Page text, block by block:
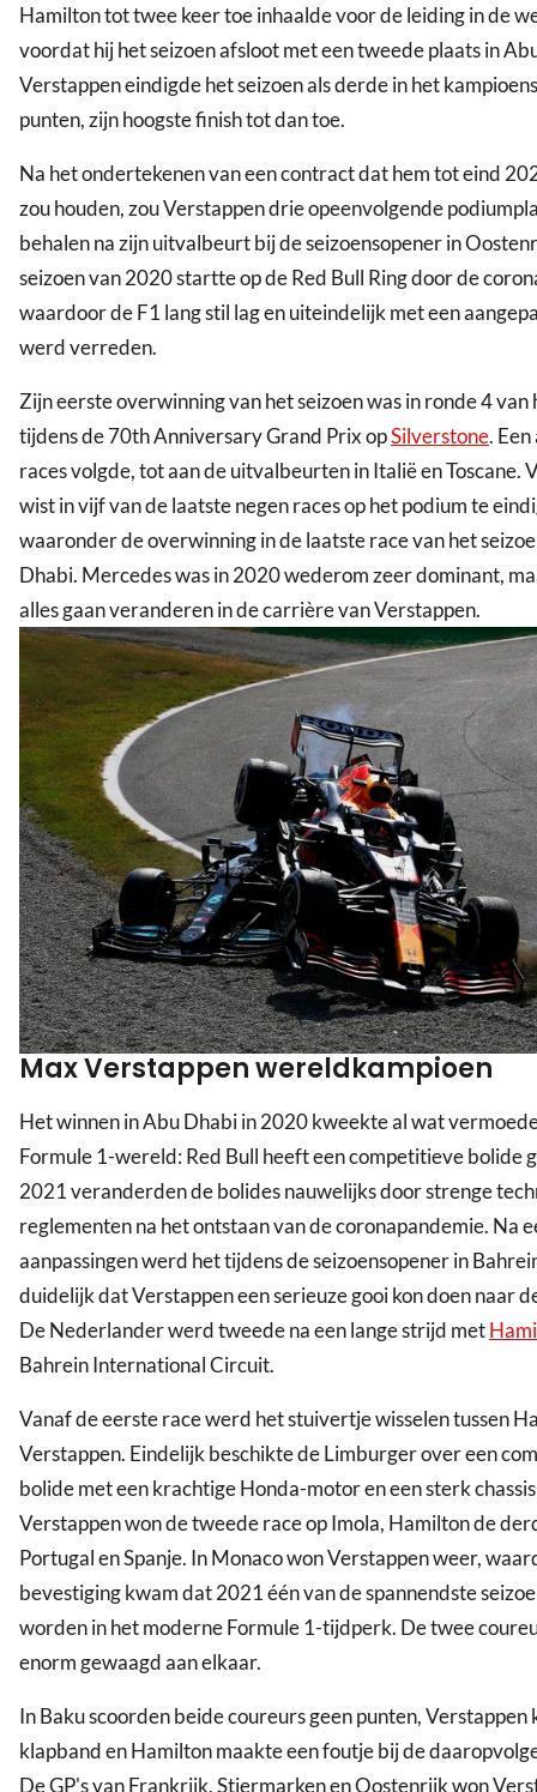
Hamilton tot twee keer toe inhaalde voor de leiding in de
voordat hij het seizoen afsloot met een tweede plaats in
Verstappen eindigde het seizoen als derde in het
punten, zijn hoogste finish tot dan toe.
Na het ondertekenen van een contract dat hem tot eind
zou houden, zou Verstappen drie opeenvolgende
behalen na zijn uitvalbeurt bij de seizoensopener in
seizoen van 2020 startte op de Red Bull Ring door de
waardoor de F1 lang stil lag en uiteindelijk met een
werd verreden.
Zijn eerste overwinning van het seizoen was in ronde 4 van
tijdens de 70th Anniversary Grand Prix opSilverstone.
races volgde, tot aan de uitvalbeurten in Italië en Toscane.
wist in vijf van de laatste negen races op het podium te
waaronder de overwinning in de laatste race van het
Dhabi. Mercedes was in 2020 wederom zeer dominant,
alles gaan veranderen in de carrière van Verstappen.
Max Verstappen wereldkampioen
Het winnen in Abu Dhabi in 2020 kweekte al wat
Formule 1-wereld: Red Bull heeft een competitieve bolide
2021 veranderden de bolides nauwelijks door strenge
reglementen na het ontstaan van de coronapandemie. Na
aanpassingen werd het tijdens de seizoensopener in
duidelijk dat Verstappen een serieuze gooi kon doen naar
De Nederlander werd tweede na een lange strijd met
Bahrein International Circuit.
Vanaf de eerste race werd het stuivertje wisselen tussen
Verstappen. Eindelijk beschikte de Limburger over een
bolide met een krachtige Honda-motor en een sterk
Verstappen won de tweede race op Imola, Hamilton de
Portugal en Spanje. In Monaco won Verstappen weer,
bevestiging kwam dat 2021 één van de spannendste
worden in het moderne Formule 1-tijdperk. De twee
enorm gewaagd aan elkaar.
In Baku scoorden beide coureurs geen punten, Verstappen
klapband en Hamilton maakte een foutje bij de
De GP's van Frankrijk, Stiermarken en Oostenrijk won